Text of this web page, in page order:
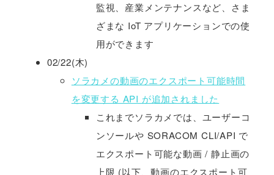
監視、産業メンテナンスなど、さま
ざまな IoT アプリケーションでの使
用ができます
02/22(木)
ソラカメの動画のエクスポート可能時間
を変更する API が追加されました
これまでソラカメでは、ユーザーコ
ンソールや SORACOM CLI/API で
エクスポート可能な動画 / 静止画の
上限 (以下、動画のエクスポート可